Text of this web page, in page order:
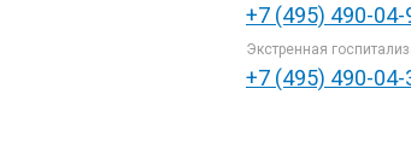
+7 (495) 490-04-
Экстренная
+7 (495) 490-04-